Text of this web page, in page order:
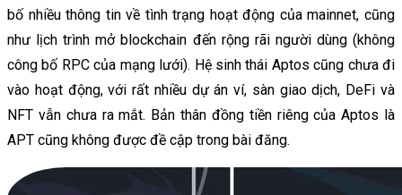
bố nhiều thông tin về tình trạng hoạt động của mainnet, cũng
như lịch trình mở blockchain đến rộng rãi người dùng (không
công bố RPC của mạng lưới). Hệ sinh thái Aptos cũng chưa đi
vào hoạt động, với rất nhiều dự án ví, sàn giao dịch, DeFi và
NFT vẫn chưa ra mắt. Bản thân đồng tiền riêng của Aptos là
APT cũng không được đề cập trong bài đăng.